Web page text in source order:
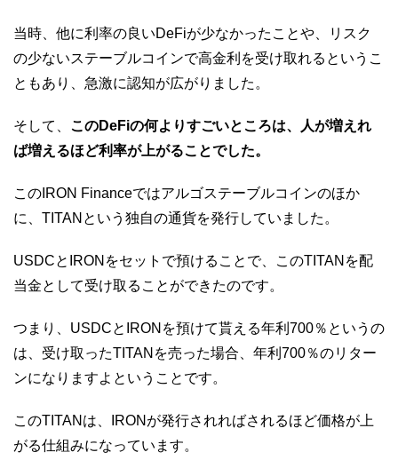
当時、他に利率の良いDeFiが少なかったことや、リスク
の少ないステーブルコインで高金利を受け取れるというこ
ともあり、急激に認知が広がりました。
そして、
このDeFiの何よりすごいところは、人が増えれ
ば増えるほど利率が上がることでした。
このIRON Financeではアルゴステーブルコインのほか
に、TITANという独自の通貨を発行していました。
USDCとIRONをセットで預けることで、このTITANを配
当金として受け取ることができたのです。
つまり、USDCとIRONを預けて貰える年利700％というの
は、受け取ったTITANを売った場合、年利700％のリター
ンになりますよということです。
このTITANは、IRONが発行されればされるほど価格が上
がる仕組みになっています。